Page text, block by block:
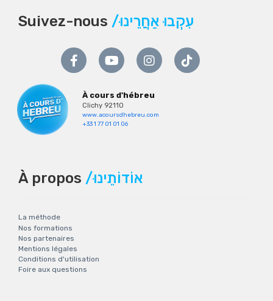
Suivez-nous /עִקְבוּ אַחֲרֵינוּ
À cours d'hébreu
Clichy 92110
www.acoursdhebreu.com
+33 1 77 01 01 06
À propos /אוֹדוֹתֵינוּ
La méthode
Nos formations
Nos partenaires
Mentions légales
Conditions d'utilisation
Foire aux questions